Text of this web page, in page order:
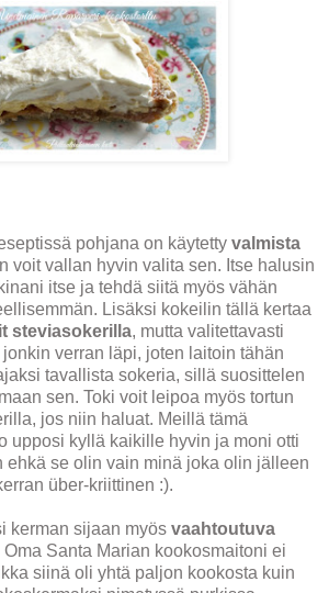
pohjana on käytetty valmista
voit vallan hyvin valita sen. Itse halusin
itse ja tehdä siitä myös vähän
Lisäksi kokeilin tällä kertaa
steviasokerilla, mutta valitettavasti
verran läpi, joten laitoin tähän
tavallista sokeria, sillä suosittelen
sen. Toki voit leipoa myös tortun
jos niin haluat. Meillä tämä
upposi kyllä kaikille hyvin ja moni otti
ehkä se olin vain minä joka olin jälleen
über-kriittinen :).
kerman sijaan myös vaahtoutuva
Oma Santa Marian kookosmaitoni ei
siinä oli yhtä paljon kookosta kuin